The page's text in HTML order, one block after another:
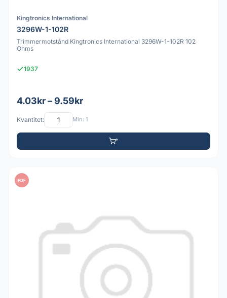
Kingtronics International
3296W-1-102R
Trimmermotstånd Kingtronics International 3296W-1-102R 102
Ohms
1937
4.03kr – 9.59kr
Kvantitet: Min: 1
PDF